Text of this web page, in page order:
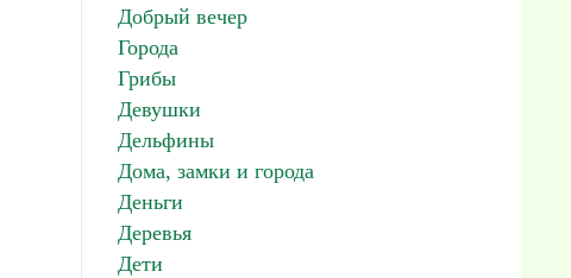
Добрый вечер
Города
Грибы
Девушки
Дельфины
Дома, замки и города
Деньги
Деревья
Дети